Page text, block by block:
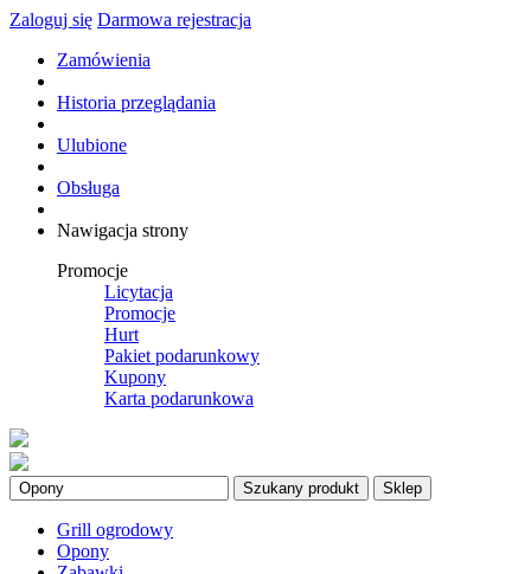
Zaloguj się Darmowa rejestracja
Zamówienia
Historia przeglądania
Ulubione
Obsługa
Nawigacja strony
Promocje
Licytacja
Promocje
Hurt
Pakiet podarunkowy
Kupony
Karta podarunkowa
Szukany produkt Sklep
Grill ogrodowy
Opony